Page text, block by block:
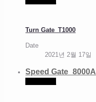
Turn Gate_T1000
Date
2021년 2월 17일
Speed Gate_8000A